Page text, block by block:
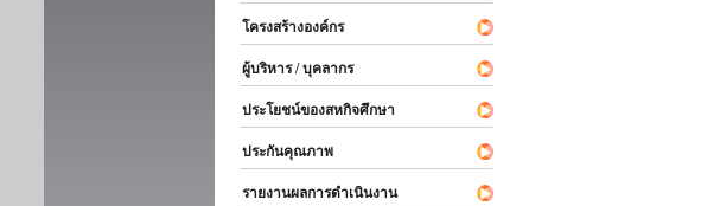
โครงสร้างองค์กร
ผู้บริหาร / บุคลากร
ประโยชน์ของสหกิจศึกษา
ประกันคุณภาพ
รายงานผลการดำเนินงาน